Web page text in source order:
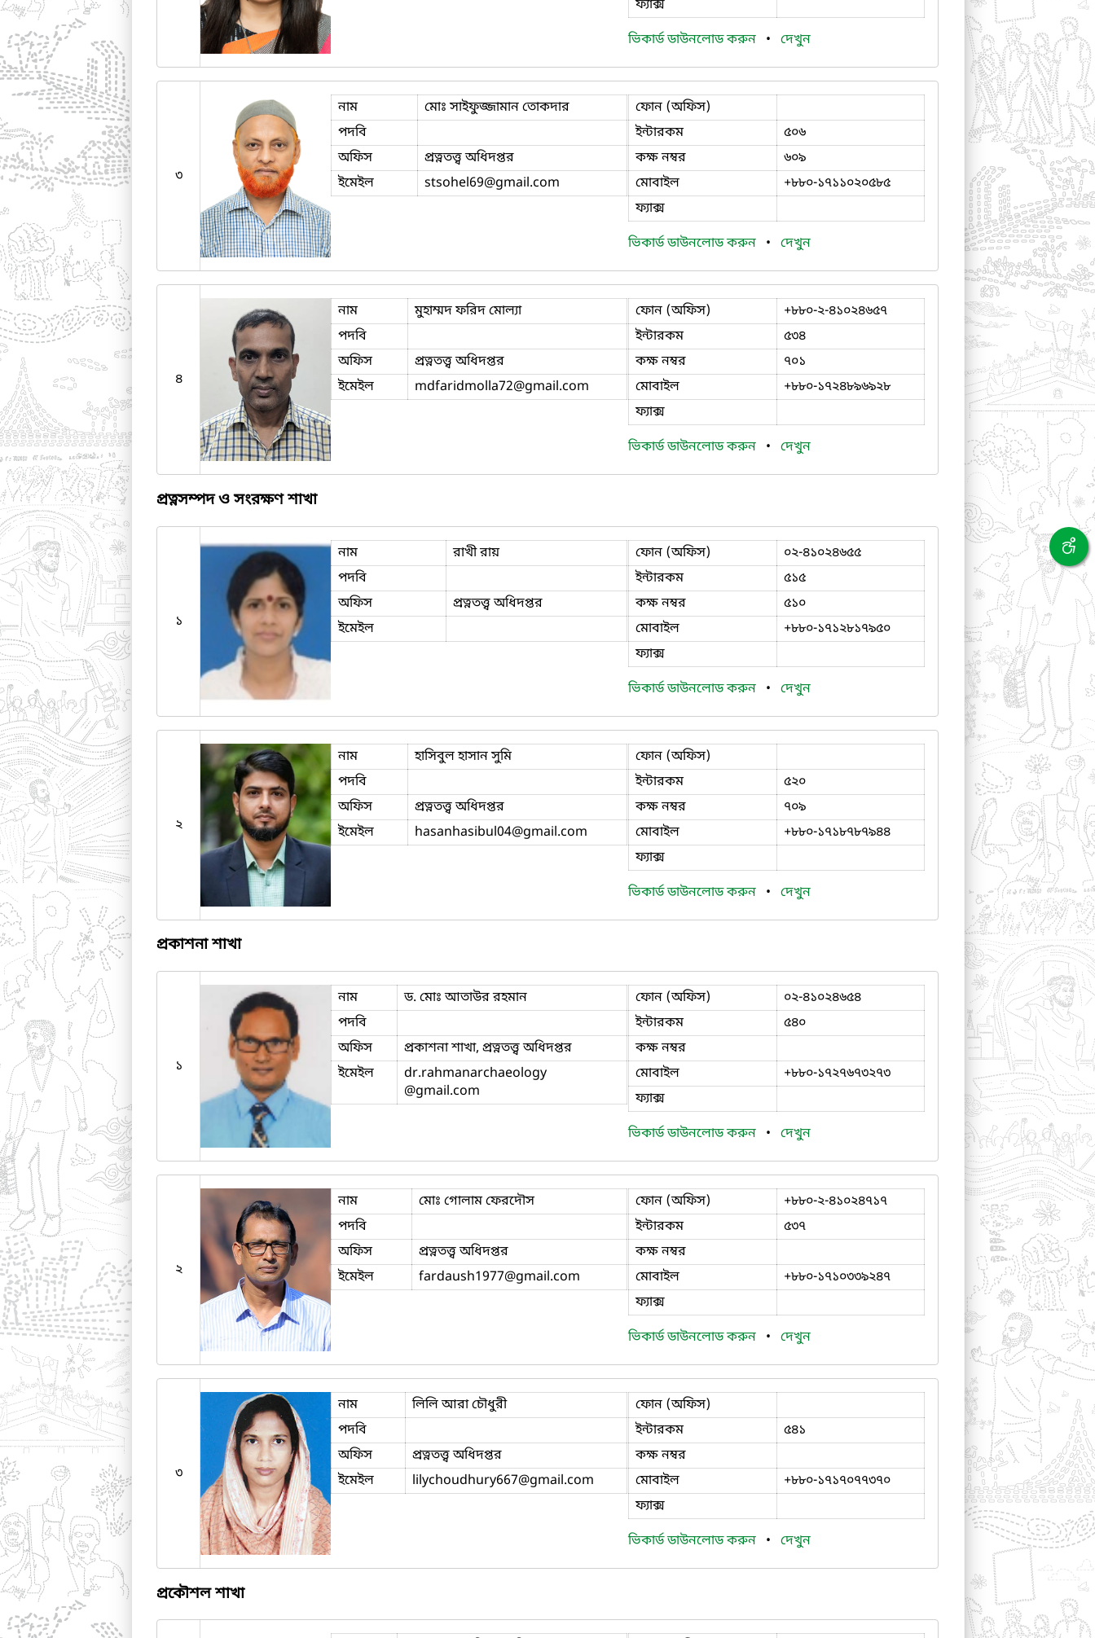
ফ্যাক্স
ভিকার্ড ডাউনলোড করুন • দেখুন
৩
নাম
মোঃ সাইফুজ্জামান তোকদার
পদবি
অফিস
প্রত্নতত্ত্ব অধিদপ্তর
ইমেইল
stsohel69@gmail.com
ফোন (অফিস)
ইন্টারকম
৫০৬
কক্ষ নম্বর
৬০৯
মোবাইল
+৮৮০-১৭১১০২০৫৮৫
ফ্যাক্স
ভিকার্ড ডাউনলোড করুন • দেখুন
৪
নাম
মুহাম্মদ ফরিদ মোল্যা
পদবি
অফিস
প্রত্নতত্ত্ব অধিদপ্তর
ইমেইল
mdfaridmolla72@gmail.com
ফোন (অফিস)
+৮৮০-২-৪১০২৪৬৫৭
ইন্টারকম
৫৩৪
কক্ষ নম্বর
৭০১
মোবাইল
+৮৮০-১৭২৪৮৯৬৯২৮
ফ্যাক্স
ভিকার্ড ডাউনলোড করুন • দেখুন
প্রত্নসম্পদ ও সংরক্ষণ শাখা
১
নাম
রাখী রায়
পদবি
অফিস
প্রত্নতত্ত্ব অধিদপ্তর
ইমেইল
ফোন (অফিস)
০২-৪১০২৪৬৫৫
ইন্টারকম
৫১৫
কক্ষ নম্বর
৫১০
মোবাইল
+৮৮০-১৭১২৮১৭৯৫০
ফ্যাক্স
ভিকার্ড ডাউনলোড করুন • দেখুন
২
নাম
হাসিবুল হাসান সুমি
পদবি
অফিস
প্রত্নতত্ত্ব অধিদপ্তর
ইমেইল
hasanhasibul04@gmail.com
ফোন (অফিস)
ইন্টারকম
৫২০
কক্ষ নম্বর
৭০৯
মোবাইল
+৮৮০-১৭১৮৭৮৭৯৪৪
ফ্যাক্স
ভিকার্ড ডাউনলোড করুন • দেখুন
প্রকাশনা শাখা
১
নাম
ড. মোঃ আতাউর রহমান
পদবি
অফিস
প্রকাশনা শাখা, প্রত্নতত্ত্ব অধিদপ্তর
ইমেইল
dr.rahmanarchaeology
@gmail.com
ফোন (অফিস)
০২-৪১০২৪৬৫৪
ইন্টারকম
৫৪০
কক্ষ নম্বর
মোবাইল
+৮৮০-১৭২৭৬৭৩২৭৩
ফ্যাক্স
ভিকার্ড ডাউনলোড করুন • দেখুন
২
নাম
মোঃ গোলাম ফেরদৌস
পদবি
অফিস
প্রত্নতত্ত্ব অধিদপ্তর
ইমেইল
fardaush1977@gmail.com
ফোন (অফিস)
+৮৮০-২-৪১০২৪৭১৭
ইন্টারকম
৫৩৭
কক্ষ নম্বর
মোবাইল
+৮৮০-১৭১০৩৩৯২৪৭
ফ্যাক্স
ভিকার্ড ডাউনলোড করুন • দেখুন
৩
নাম
লিলি আরা চৌধুরী
পদবি
অফিস
প্রত্নতত্ত্ব অধিদপ্তর
ইমেইল
lilychoudhury667@gmail.com
ফোন (অফিস)
ইন্টারকম
৫৪১
কক্ষ নম্বর
মোবাইল
+৮৮০-১৭১৭০৭৭৩৭০
ফ্যাক্স
ভিকার্ড ডাউনলোড করুন • দেখুন
প্রকৌশল শাখা